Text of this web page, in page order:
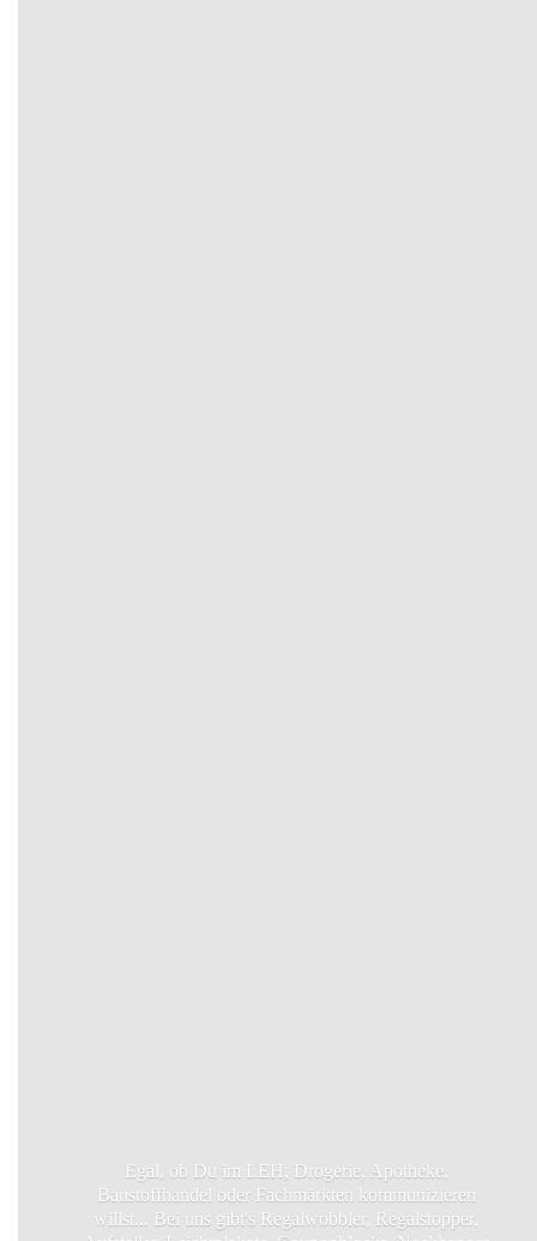
Egal, ob Du im LEH, Drogerie, Apotheke,
Baustoffhandel oder Fachmärkten kommunizieren
willst... Bei uns gibt's Regalwobbler, Regalstopper,